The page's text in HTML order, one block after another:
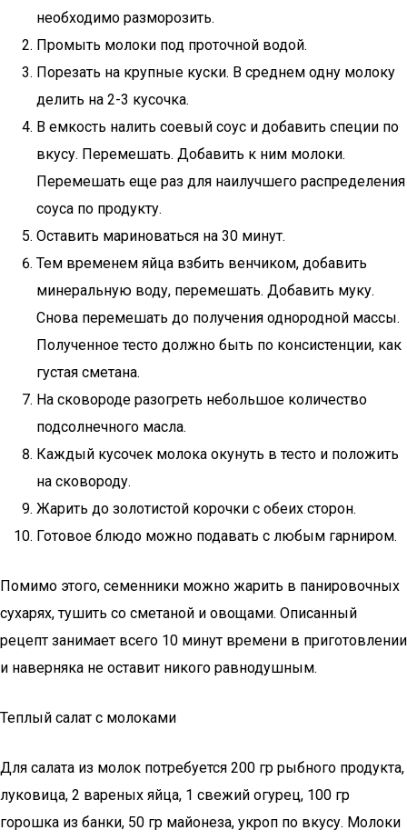
необходимо разморозить.
Промыть молоки под проточной водой.
Порезать на крупные куски. В среднем одну молоку
делить на 2-3 кусочка.
В емкость налить соевый соус и добавить специи по
вкусу. Перемешать. Добавить к ним молоки.
Перемешать еще раз для наилучшего распределения
соуса по продукту.
Оставить мариноваться на 30 минут.
Тем временем яйца взбить венчиком, добавить
минеральную воду, перемешать. Добавить муку.
Снова перемешать до получения однородной массы.
Полученное тесто должно быть по консистенции, как
густая сметана.
На сковороде разогреть небольшое количество
подсолнечного масла.
Каждый кусочек молока окунуть в тесто и положить
на сковороду.
Жарить до золотистой корочки с обеих сторон.
Готовое блюдо можно подавать с любым гарниром.
Помимо этого, семенники можно жарить в панировочных
сухарях, тушить со сметаной и овощами. Описанный
рецепт занимает всего 10 минут времени в приготовлении
и наверняка не оставит никого равнодушным.
Теплый салат с молоками
Для салата из молок потребуется 200 гр рыбного продукта,
луковица, 2 вареных яйца, 1 свежий огурец, 100 гр
горошка из банки, 50 гр майонеза, укроп по вкусу. Молоки